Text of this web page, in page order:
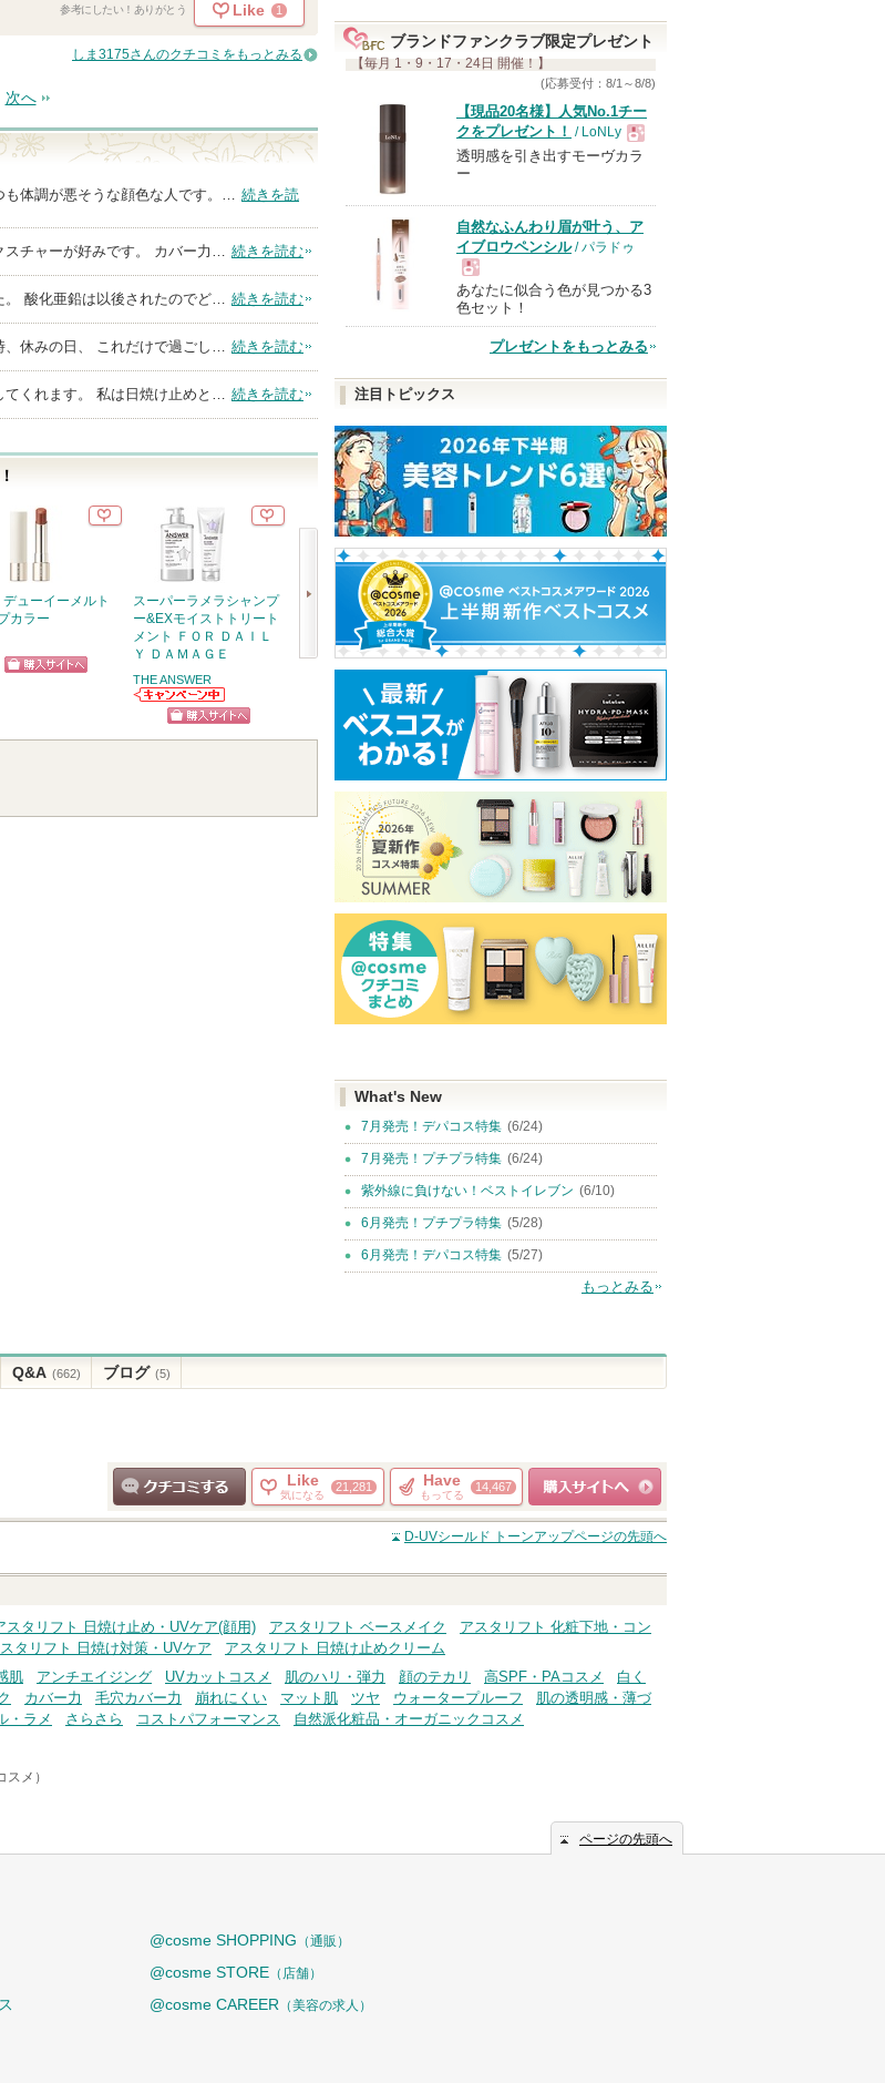
参考にしたい！ありがとう Like 1
しま3175さんのクチコミをもっとみる
次へ
も体調が悪そうな顔色な人です。… 続きを読
スチャーが好みです。 カバー力… 続きを読む
。 酸化亜鉛は以後されたのでど… 続きを読む
、休みの日、 これだけで過ごし… 続きを読む
てくれます。 私は日焼け止めと… 続きを読む
デューイーメルト
カラー
スーパーラメラシャンプ
ー&EXモイストトリート
メント ＦＯＲ ＤＡＩＬ
Ｙ ＤＡＭＡＧＥ
THE ANSWER
THE ANSWERか
らのお知らせが
ありますショッピン
ABC-Gピールウォッシュ
ドクターケイ
ドクターケイか
らのお知らせが
ショッピン
グサイトへ
スキンクリア クレンズ
オイル アロマタイプ リ
り
アテニア
アテニアからの
お知らせがあり
ます
ショッピン
グサイトへ
ジェノプティクス インフ
ィニットオーラ エッセン
SK-II
らせがあります
ブランドファンクラブ限定プレゼント
【毎月 1・9・17・24日 開催！】
(応募受付：8/1～8/8)
【現品20名様】人気No.1チー
クをプレゼント！ / LoNLy
現
品
透明感を引き出すモーヴカラ
ー
自然なふんわり眉が叶う、ア
イブロウペンシル/ パラドゥ
現
あなたに似合う色が見つかる3
色セット！
プレゼントをもっとみる
注目トピックス
What's New
7月発売！デパコス特集 (6/24)
7月発売！プチプラ特集 (6/24)
紫外線に負けない！ベストイレブン (6/10)
6月発売！プチプラ特集 (5/28)
6月発売！デパコス特集 (5/27)
もっとみる
Q&A (662) ブログ (5)
クチコミする
Like
気になる
21,281 Have
もってる
14,467
ショッピングサイト
へ
D-UVシールド トーンアップページの先頭へ
スタリフト 日焼け止め・UVケア(顔用) アスタリフト ベースメイク
アスタリフト 化粧下地・コン
タリフト 日焼け対策・UVケア
アスタリフト 日焼け止めクリーム
肌 アンチエイジング UVカットコスメ 肌のハリ・弾力 顔のテカリ 高SPF・PAコスメ
白く
カバー力 毛穴カバー力 崩れにくい マット肌 ツヤ ウォータープルーフ
肌の透明感・薄づ
・ラメ さらさら コストパフォーマンス 自然派化粧品・オーガニックコスメ
メ）
ページの先頭へ
@cosme SHOPPING （通販）
@cosme STORE （店舗）
@cosme CAREER （美容の求人）